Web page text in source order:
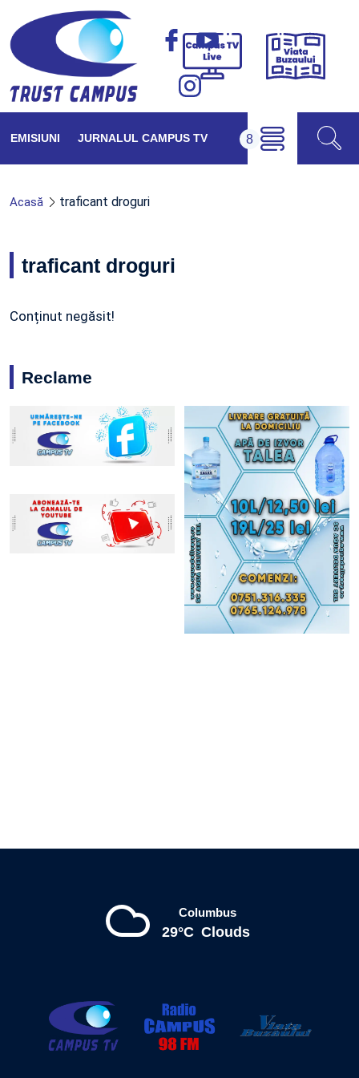
Campus
Viața
EMISIUNI JURNALUL CAMPUS TV
Acasă traficant droguri
traficant droguri
Conținut negăsit!
Reclame
Columbus
29°C Clouds